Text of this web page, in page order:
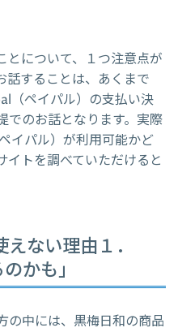
とについて、１つ注意点が
話することは、あくまで
（ペイパル）の支払い決
でのお話となります。実際
イパル）が利用可能かど
イトを調べていただけると
ない理由１．
かも」
の中には、黒梅日和の商品